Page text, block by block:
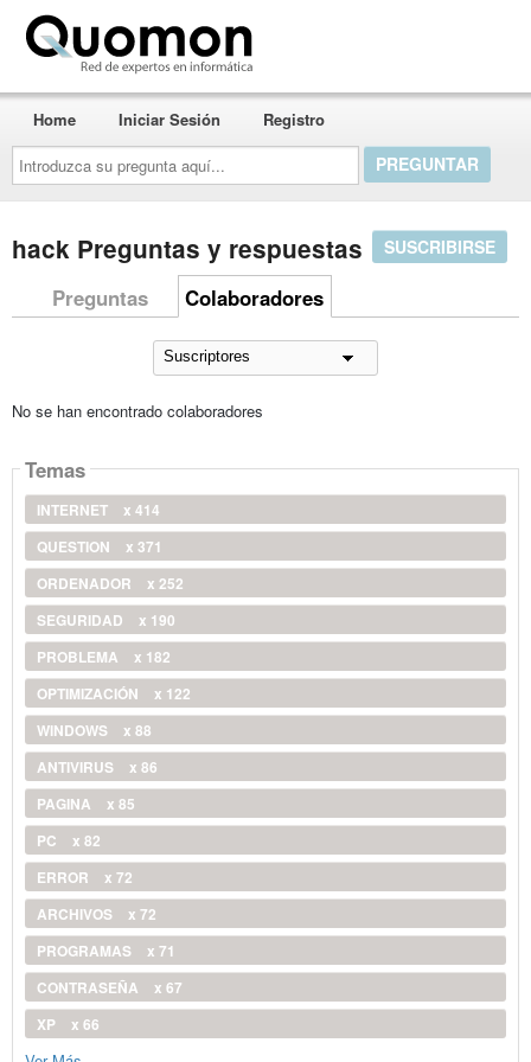
Introduzca
su
pregunta
aquí...
Home Iniciar Sesión Registro
hack Preguntas y respuestas SUSCRIBIRSE
Preguntas Colaboradores
No se han encontrado colaboradores
Temas
INTERNET
x 414
QUESTION
x 371
ORDENADOR
x 252
SEGURIDAD
x 190
PROBLEMA
x 182
OPTIMIZACIÓN
x 122
WINDOWS
x 88
ANTIVIRUS
x 86
PAGINA
x 85
PC
x 82
ERROR
x 72
ARCHIVOS
x 72
PROGRAMAS
x 71
CONTRASEÑA
x 67
XP
x 66